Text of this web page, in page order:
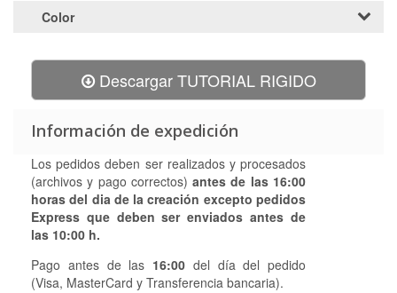
Color
Descargar TUTORIAL RIGIDO
Información de expedición
Los pedidos deben ser realizados y procesados
(archivos y pago correctos) antes de las 16:00
horas del dia de la creación excepto pedidos
Express que deben ser enviados antes de
las 10:00 h.
Pago antes de las 16:00 del día del pedido
(Visa, MasterCard y Transferencia bancaria).